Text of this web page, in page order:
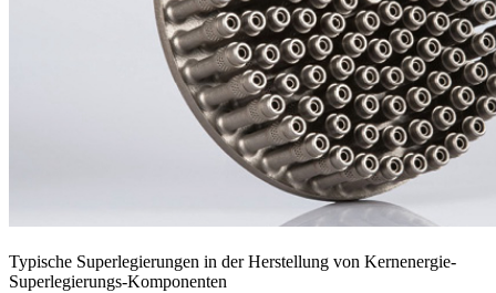
Typische Superlegierungen in der Herstellung von Kernenergie-
Superlegierungs-Komponenten